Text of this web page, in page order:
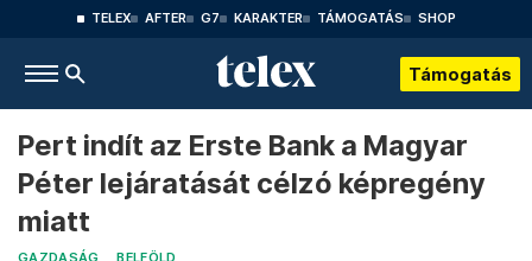
TELEX AFTER G7 KARAKTER TÁMOGATÁS SHOP
Támogatás
Pert indít az Erste Bank a Magyar
Péter lejáratását célzó képregény
miatt